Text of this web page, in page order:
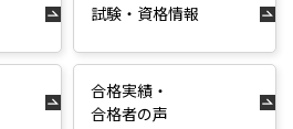
試験・資格情報
合格実績・
合格者の声